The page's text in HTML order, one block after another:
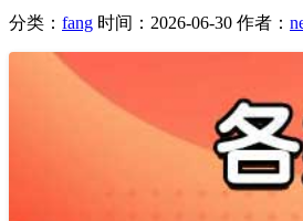
分类： fang 时间：2026-06-30 作者：